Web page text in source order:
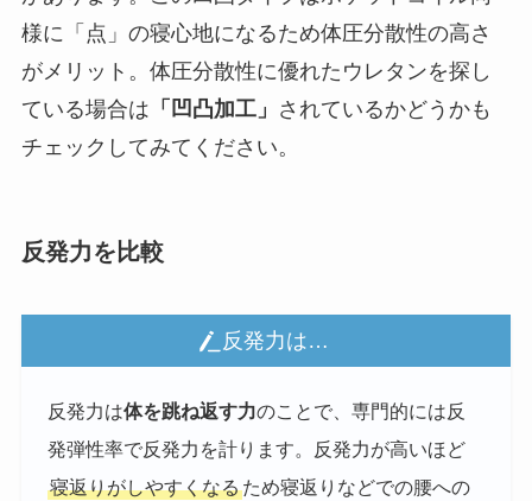
様に「点」の寝心地になるため体圧分散性の高さ
がメリット。体圧分散性に優れたウレタンを探し
ている場合は 「凹凸加工」 されているかどうかも
チェックしてみてください。
反発力を比較
反発力は…
反発力は体を跳ね返す力のことで、専門的には反
発弾性率で反発力を計ります。反発力が高いほど
寝返りがしやすくなるため寝返りなどでの腰への